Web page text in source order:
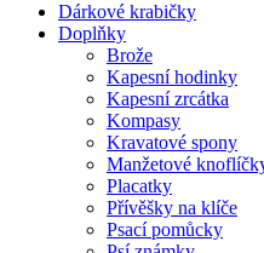
Dárkové krabičky
Doplňky
Brože
Kapesní hodinky
Kapesní zrcátka
Kompasy
Kravatové spony
Manžetové
Placatky
Přívěšky na klíče
Psací pomůcky